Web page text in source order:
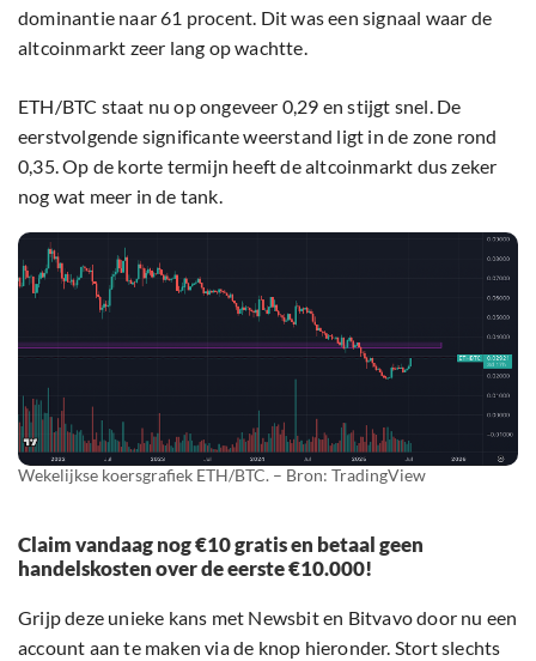
dominantie naar 61 procent. Dit was een signaal waar de
altcoinmarkt zeer lang op wachtte.
ETH/BTC staat nu op ongeveer 0,29 en stijgt snel. De
eerstvolgende significante weerstand ligt in de zone rond
0,35. Op de korte termijn heeft de altcoinmarkt dus zeker
nog wat meer in de tank.
Wekelijkse koersgrafiek ETH/BTC. – Bron: TradingView
Claim vandaag nog €10 gratis en betaal geen
handelskosten over de eerste €10.000!
Grijp deze unieke kans met Newsbit en Bitvavo door nu een
account aan te maken via de knop hieronder. Stort slechts